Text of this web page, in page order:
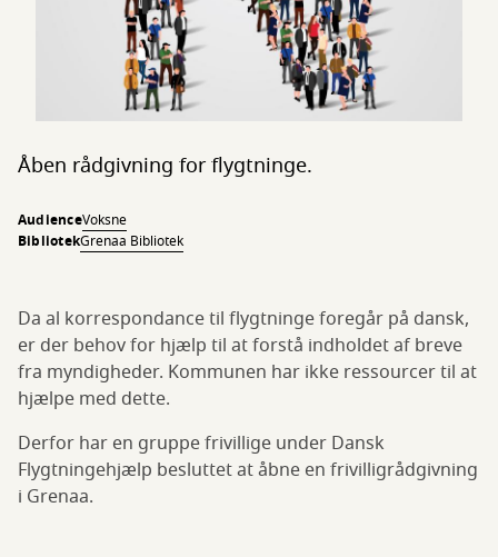
Åben rådgivning for flygtninge.
AudienceVoksne
BibliotekGrenaa Bibliotek
Da al korrespondance til flygtninge foregår på dansk,
er der behov for hjælp til at forstå indholdet af breve
fra myndigheder. Kommunen har ikke ressourcer til at
hjælpe med dette.
Derfor har en gruppe frivillige under Dansk
Flygtningehjælp besluttet at åbne en frivilligrådgivning
i Grenaa.